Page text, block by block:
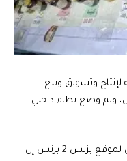
لإنتاج وتسويق وبيع
وتم وضع نظام داخلي
وقال الدكتور عصام عودة في تصريح خاص لموقع بزنس 2 بزنس إن